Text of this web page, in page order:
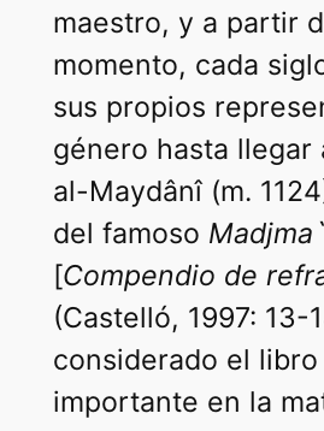
maestro, y a partir
momento, cada
sus propios
género hasta llegar
al-Maydânî (m.
del famoso
[Compendio de
(Castelló, 1997: 13-
considerado el libro
importante en la